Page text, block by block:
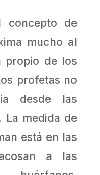
concepto de
mucho al
propio de los
profetas no
desde las
La medida de
está en las
a las